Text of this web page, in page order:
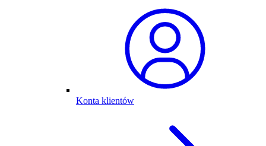
Konta klientów